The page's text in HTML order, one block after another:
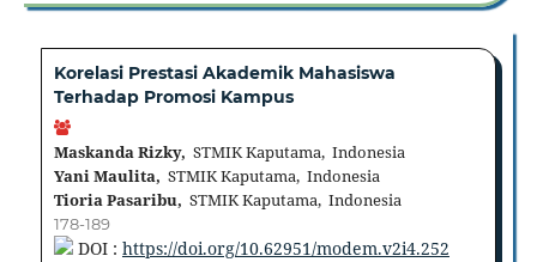
Korelasi Prestasi Akademik Mahasiswa
Terhadap Promosi Kampus
Maskanda Rizky, STMIK Kaputama, Indonesia
Yani Maulita, STMIK Kaputama, Indonesia
Tioria Pasaribu, STMIK Kaputama, Indonesia
178-189
DOI : https://doi.org/10.62951/modem.v2i4.252